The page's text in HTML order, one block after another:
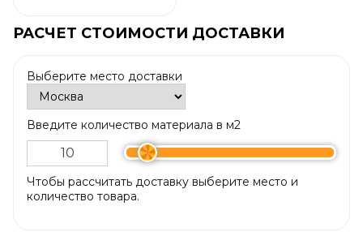
РАСЧЕТ СТОИМОСТИ ДОСТАВКИ
Выберите место доставки
Введите количество материала в м2
Чтобы рассчитать доставку выберите место и
количество товара.